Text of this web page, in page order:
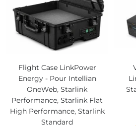
Flight Case LinkPower
Energy - Pour Intellian
OneWeb, Starlink
Performance, Starlink Flat
High Performance, Starlink
Standard